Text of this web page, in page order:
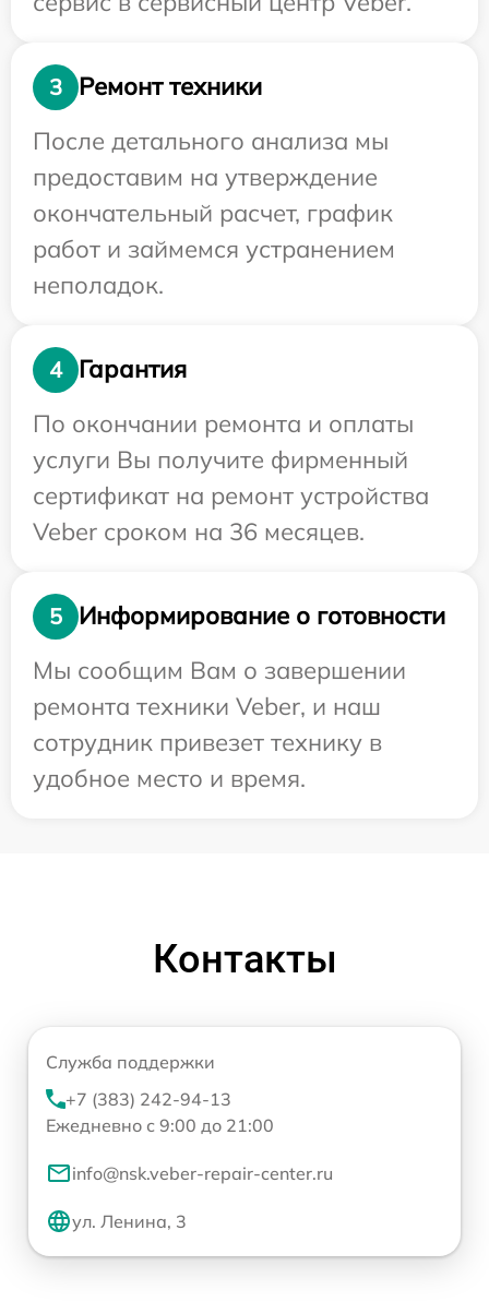
3
Ремонт техники
После детального анализа мы
предоставим на утверждение
окончательный расчет, график
работ и займемся устранением
неполадок.
4
Гарантия
По окончании ремонта и оплаты
услуги Вы получите фирменный
сертификат на ремонт устройства
Veber сроком на 36 месяцев.
5
Информирование о готовности
Мы сообщим Вам о завершении
ремонта техники Veber, и наш
сотрудник привезет технику в
удобное место и время.
Контакты
Служба поддержки
+7 (383) 242-94-13
Ежедневно с 9:00 до 21:00
info@nsk.veber-repair-center.ru
ул. Ленина, 3